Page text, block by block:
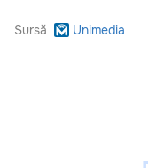
Sursă Unimedia